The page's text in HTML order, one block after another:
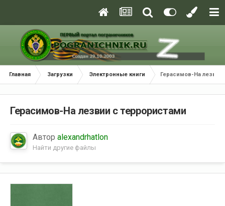
Главная Загрузки Электронные книги Герасимов-На
Герасимов-На лезвии с террористами
Автор alexandrhatlon
Найти другие файлы